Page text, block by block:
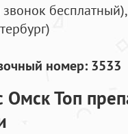
бесплатный),
номер: 3533
Омск Топ